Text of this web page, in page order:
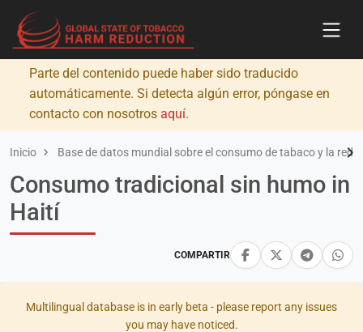
Parte del contenido puede haber sido traducido
automáticamente. Si detecta algún error, póngase en
contacto con nosotros aquí.
Inicio Base de datos mundial sobre el consumo de tabaco y la
COMPARTIR
Consumo tradicional sin humo in
Haití
Multilingual database is in early beta - please report any issues
you may have noticed.